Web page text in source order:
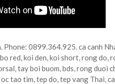
0899.364.925. ca canh
red, koi den, koi short, rong do,
tay boi buom, bds, rong duoi
tao tim, tep do, tep vang Thai, ca